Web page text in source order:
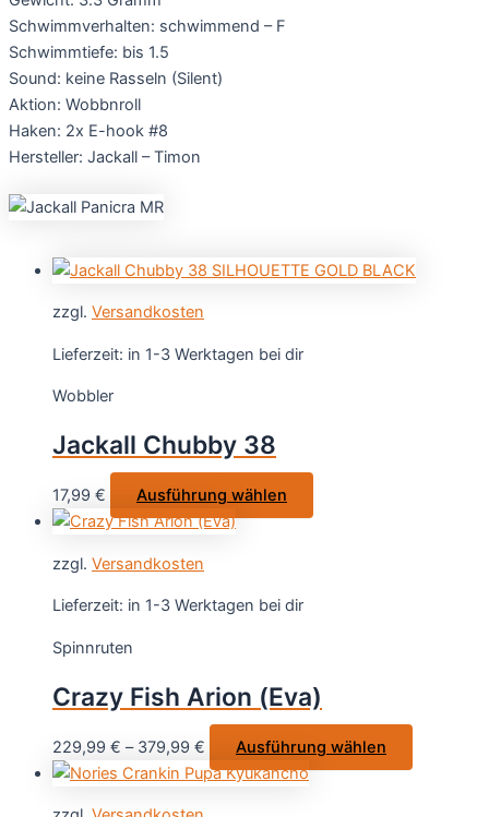
Schwimmverhalten: schwimmend – F
Schwimmtiefe: bis 1.5
Sound: keine Rasseln (Silent)
Aktion: Wobbnroll
Haken: 2x E-hook #8
Hersteller: Jackall – Timon
zzgl. Versandkosten
Lieferzeit: in 1-3 Werktagen bei dir
Wobbler
Jackall Chubby 38
17,99 € Ausführung wählen
Produkt
können
auf
der
zzgl. Versandkosten
Lieferzeit: in 1-3 Werktagen bei dir
Spinnruten
Crazy Fish Arion (Eva)
229,99 € – 379,99 € Ausführung wählen
Produkt